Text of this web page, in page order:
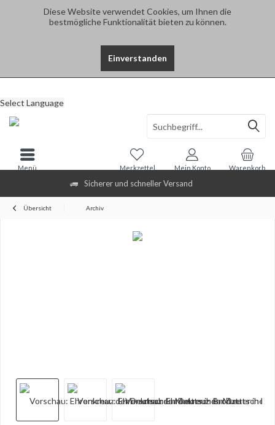
Diese Website verwendet Cookies, um Ihnen die
bestmögliche Funktionalität bieten zu können.
Einverstanden
Sicherer und schneller Versand
Select Language
Warenkorb
Merkzettel Mein Konto
Menü
Übersicht Archiv